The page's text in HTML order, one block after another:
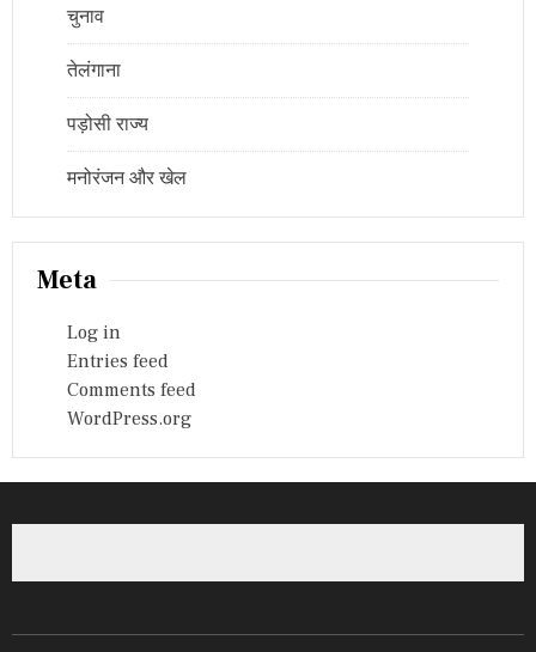
चुनाव
तेलंगाना
पड़ोसी राज्य
मनोरंजन और खेल
Meta
Log in
Entries feed
Comments feed
WordPress.org